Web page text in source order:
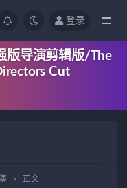
登录
版导演剪辑版/The
Cut
正文